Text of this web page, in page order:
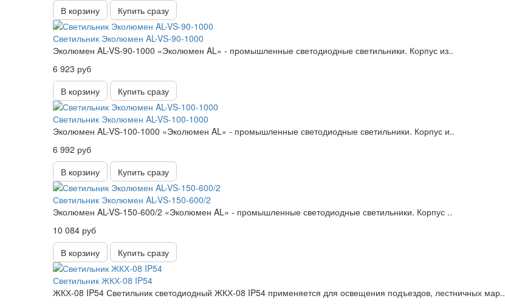
В корзину
Купить сразу
Светильник Эколюмен AL-VS-90-1000
Эколюмен AL-VS-90-1000 «Эколюмен AL» - промышленные светодиодные светильники. Корпус из..
6 923 руб
В корзину
Купить сразу
Светильник Эколюмен AL-VS-100-1000
Эколюмен AL-VS-100-1000 «Эколюмен AL» - промышленные светодиодные светильники. Корпус и..
6 992 руб
В корзину
Купить сразу
Светильник Эколюмен AL-VS-150-600/2
Эколюмен AL-VS-150-600/2 «Эколюмен AL» - промышленные светодиодные светильники. Корпус ..
10 084 руб
В корзину
Купить сразу
Светильник ЖКХ-08 IP54
ЖКХ-08 IP54 Светильник светодиодный ЖКХ-08 IP54 применяется для освещения подъездов, лестничных мар..